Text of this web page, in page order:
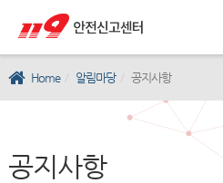
Home 알림마당 공지사항
공지사항